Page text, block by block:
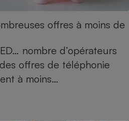
offres à moins de
nombre d’opérateurs
offres de téléphonie
à moins…